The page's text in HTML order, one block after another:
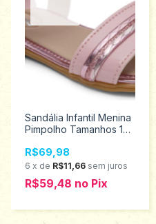
Sandália Infantil Menina
Pimpolho Tamanhos 16
R$69,98
6 x de R$11,66 sem juros
R$59,48 no Pix